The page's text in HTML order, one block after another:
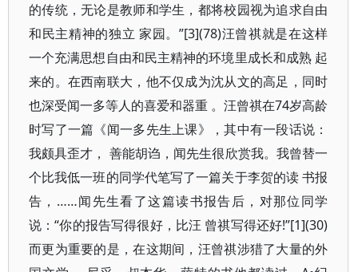
的传统，无论是教师和学生，都将校园视为追求自由
和民主精神的独立 家园。”[3](78)汪曾祺就是在这样
一个充满思想自由和民主精神的环境里成长和成熟 起
来的。在西南联大，他不仅成为沈从文的高足，同时
也深受闻一多等人的喜爱和器重 。汪曾祺在74岁高龄
时写了一篇《闻一多先生上课》，其中有一段话说：
我颇具歪才， 善能胡诌，闻先生很欣赏我。我曾替一
个比我低一班的同学代笔写了一篇关于李贺的读 书报
告，……闻先生看了这篇读书报告后，对那位同学
说：“你的报告写得很好，比汪 曾祺写得还好!”[1](30)
而更为重要的是，在这期间，汪曾祺涉猎了大量的外